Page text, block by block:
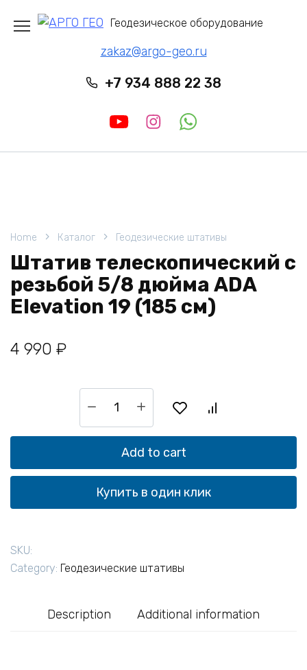
Геодезическое оборудование
zakaz@argo-geo.ru
+7 934 888 22 38
Home Каталог Геодезические штативы
Штатив телескопический с
резьбой 5/8 дюйма ADA
Elevation 19 (185 см)
4 990 ₽
телескопический
с
резьбой
5/8
дюйма
ADA
(185
Add to cart
Купить в один клик
SKU:
Category: Геодезические штативы
Description Additional information